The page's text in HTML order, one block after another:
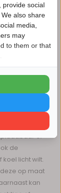
over
licht
voor
strip 5
om
of
de
licht wilt.
op maat
kan
provide social
also share
media,
may
to them or that